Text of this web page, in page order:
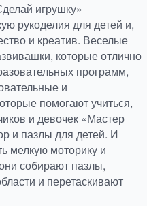
игрушку»
рукоделия для детей и,
и креатив. Веселые
которые отлично
программ,
и
помогают учиться,
и девочек «Мастер
и пазлы для детей. И
мелкую моторику и
собирают пазлы,
и перетаскивают